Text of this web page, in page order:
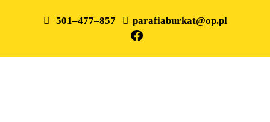
501–477–857 parafiaburkat@op.pl